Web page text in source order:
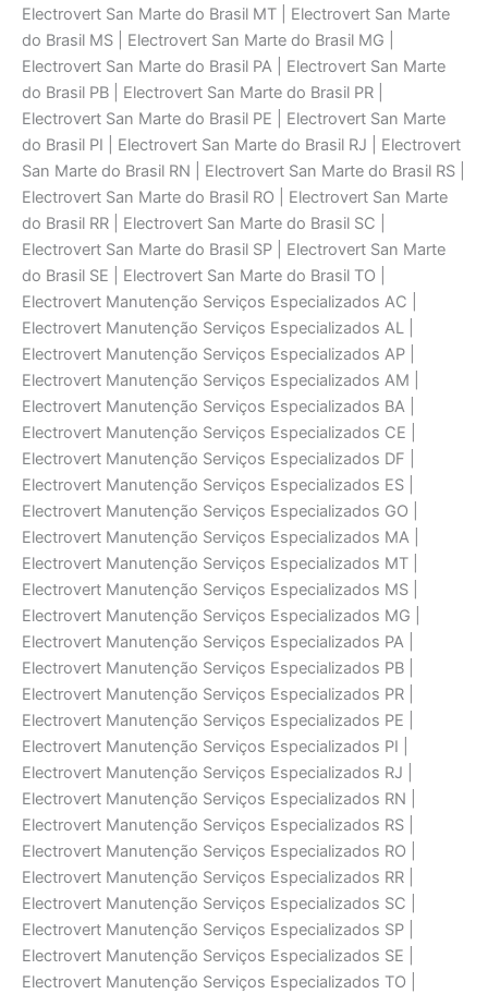
Electrovert San Marte do Brasil MT | Electrovert San Marte
do Brasil MS | Electrovert San Marte do Brasil MG |
Electrovert San Marte do Brasil PA | Electrovert San Marte
do Brasil PB | Electrovert San Marte do Brasil PR |
Electrovert San Marte do Brasil PE | Electrovert San Marte
do Brasil PI | Electrovert San Marte do Brasil RJ | Electrovert
San Marte do Brasil RN | Electrovert San Marte do Brasil RS |
Electrovert San Marte do Brasil RO | Electrovert San Marte
do Brasil RR | Electrovert San Marte do Brasil SC |
Electrovert San Marte do Brasil SP | Electrovert San Marte
do Brasil SE | Electrovert San Marte do Brasil TO |
Electrovert Manutenção Serviços Especializados AC |
Electrovert Manutenção Serviços Especializados AL |
Electrovert Manutenção Serviços Especializados AP |
Electrovert Manutenção Serviços Especializados AM |
Electrovert Manutenção Serviços Especializados BA |
Electrovert Manutenção Serviços Especializados CE |
Electrovert Manutenção Serviços Especializados DF |
Electrovert Manutenção Serviços Especializados ES |
Electrovert Manutenção Serviços Especializados GO |
Electrovert Manutenção Serviços Especializados MA |
Electrovert Manutenção Serviços Especializados MT |
Electrovert Manutenção Serviços Especializados MS |
Electrovert Manutenção Serviços Especializados MG |
Electrovert Manutenção Serviços Especializados PA |
Electrovert Manutenção Serviços Especializados PB |
Electrovert Manutenção Serviços Especializados PR |
Electrovert Manutenção Serviços Especializados PE |
Electrovert Manutenção Serviços Especializados PI |
Electrovert Manutenção Serviços Especializados RJ |
Electrovert Manutenção Serviços Especializados RN |
Electrovert Manutenção Serviços Especializados RS |
Electrovert Manutenção Serviços Especializados RO |
Electrovert Manutenção Serviços Especializados RR |
Electrovert Manutenção Serviços Especializados SC |
Electrovert Manutenção Serviços Especializados SP |
Electrovert Manutenção Serviços Especializados SE |
Electrovert Manutenção Serviços Especializados TO |